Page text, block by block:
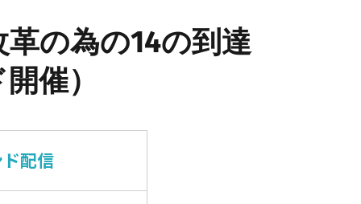
の為の14の到達
催）
配信